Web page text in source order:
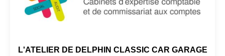
L'ATELIER DE DELPHIN CLASSIC CAR GARAGE